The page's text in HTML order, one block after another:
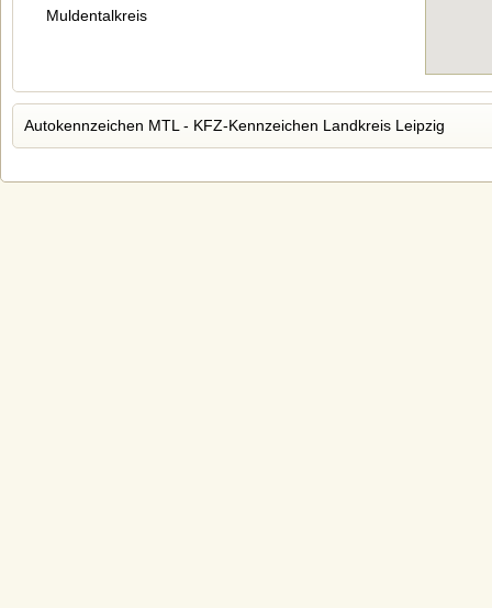
Muldentalkreis
Autokennzeichen MTL - KFZ-Kennzeichen Landkreis Leipzig